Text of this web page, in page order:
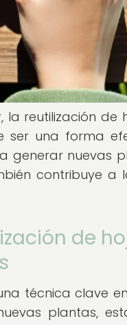
la reutilización
ser una forma
generar nuevas
contribuye a
de
técnica clave
plantas,